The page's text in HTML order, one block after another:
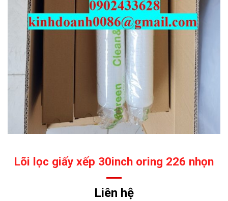
Lõi lọc giấy xếp 30inch oring 226 nhọn
Liên hệ